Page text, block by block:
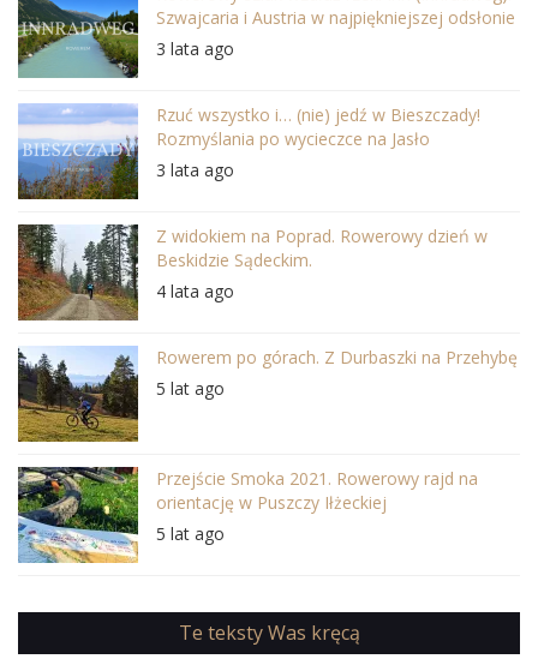
Szwajcaria i Austria w najpiękniejszej odsłonie
3 lata ago
Rzuć wszystko i… (nie) jedź w Bieszczady!
Rozmyślania po wycieczce na Jasło
3 lata ago
Z widokiem na Poprad. Rowerowy dzień w
Beskidzie Sądeckim.
4 lata ago
Rowerem po górach. Z Durbaszki na Przehybę
5 lat ago
Przejście Smoka 2021. Rowerowy rajd na
orientację w Puszczy Iłżeckiej
5 lat ago
Te teksty Was kręcą